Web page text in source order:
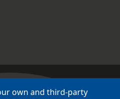
Diversité
own and third-party